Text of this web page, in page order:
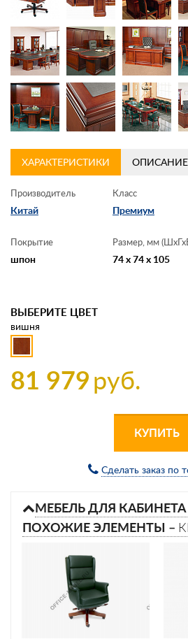
Контакты
Заказать обратный звонок
ХАРАКТЕРИСТИКИ ОПИСАНИЕ
Производитель
Китай
Класс
Премиум
Покрытие
шпон
Размер, мм
74 x 74 x 105
ВЫБЕРИТЕ ЦВЕТ
вишня
81 979руб.
КУПИТЬ
Сделать заказ по
МЕБЕЛЬ ДЛЯ
ПОХОЖИЕ ЭЛЕМЕНТЫ –